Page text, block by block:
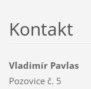
Kontakt
Vladimír Pavlas
Pozovice č. 5